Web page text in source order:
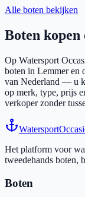
Alle boten bekijken
Boten
Op Watersport
boten in Lemmeren
van Nederland — u
op merk, type, prijs
verkoper zonder
Watersport
Het platform voor
tweedehands boten,
Boten